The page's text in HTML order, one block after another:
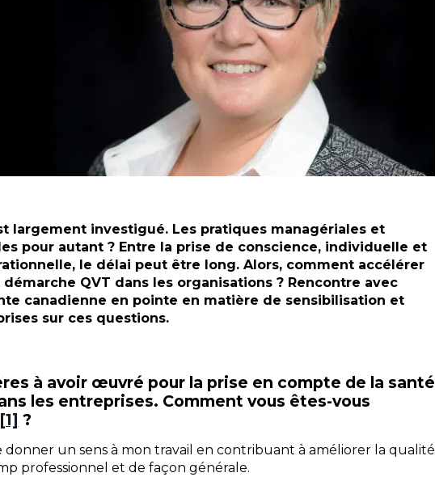
largement investigué. Les pratiques managériales et
pour autant ? Entre la prise de conscience, individuelle et
le délai peut être long. Alors, comment accélérer
QVT dans les organisations ? Rencontre avec
canadienne en pointe en matière de sensibilisation et
sur ces questions.
à avoir œuvré pour la prise en compte de la santé
les entreprises. Comment vous êtes-vous
[1] ?
donner un sens à mon travail en contribuant à améliorer la qualité
professionnel et de façon générale.